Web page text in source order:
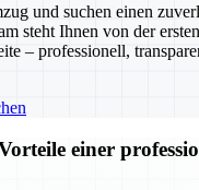
und suchen einen
steht Ihnen von der
– professionell,
einer